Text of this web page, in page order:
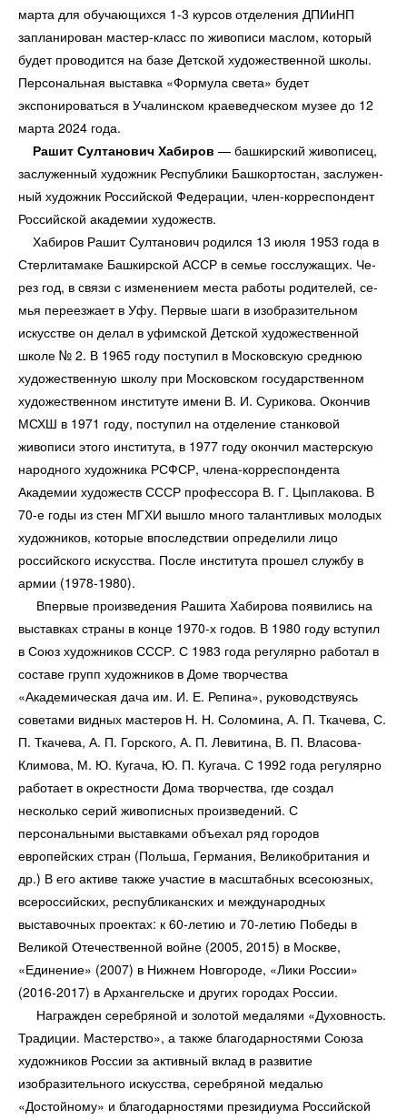
марта для обучающихся 1-3 курсов отделения ДПИиНП
запланирован мастер-класс по живописи маслом, который
будет проводится на базе Детской художественной школы.
Персональная выставка «Формула света» будет
экспонироваться в Учалинском краеведческом музее до 12
марта 2024 года.
Рашит Султанович Хабиров — башкирский живописец,
за­служенный художник Республики Башкортостан, заслужен­
ный художник Российской Федерации, член-корреспондент
Российской академии художеств.
Хабиров Рашит Султанович родился 13 июля 1953 года в
Стерлитамаке Башкирской АССР в семье госслужащих. Че­
рез год, в связи с изменением места работы родителей, се­
мья переезжает в Уфу. Первые шаги в изобразительном
искусстве он делал в уфим­ской Детской художественной
школе № 2. В 1965 году по­ступил в Московскую среднюю
художественную школу при Московском государственном
художественном институте имени В. И. Сурикова. Окончив
МСХШ в 1971 году, поступил на отделение станковой
живописи этого института, в 1977 году окончил мастерскую
народного художника РСФСР, члена-корреспондента
Академии художеств СССР профессора В. Г. Цыплакова. В
70-е годы из стен МГХИ вышло много та­лантливых молодых
художников, которые впоследствии определили лицо
российского искусства. После института прошел службу в
армии (1978-1980).
Впервые произведения Рашита Хабирова появились на
выставках страны в конце 1970-х годов. В 1980 году вступил
в Союз художников СССР. С 1983 года регулярно работал в
составе групп худож­ников в Доме творчества
«Академическая дача им. И. Е. Репина», руководствуясь
советами видных мастеров Н. Н. Соломина, А. П. Ткачева, С.
П. Ткачева, А. П. Горского, А. П. Левитина, В. П. Власова-
Климова, М. Ю. Кугача, Ю. П. Кугача. С 1992 года регулярно
работает в окрестности Дома творчества, где создал
несколько серий живописных произведений. С
персональными выставками объехал ряд городов
европейских стран (Польша, Германия, Велико­британия и
др.) В его активе также участие в масштабных всесоюзных,
всероссийских, республи­канских и международных
выставочных проектах: к 60-летию и 70-летию Победы в
Великой Оте­чественной войне (2005, 2015) в Москве,
«Единение» (2007) в Нижнем Новгороде, «Лики России»
(2016-2017) в Архангельске и других городах России.
Награжден серебряной и золотой медалями «Духовность.
Традиции. Мастерство», а также благодар­ностями Союза
художников России за активный вклад в развитие
изобразительного искусства, се­ребряной медалью
«Достойному» и благодарностями президиума Российской